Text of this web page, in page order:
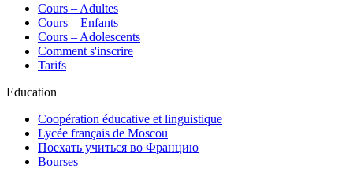
Сours – Adultes
Cours – Enfants
Cours – Adolescents
Comment s'inscrire
Tarifs
Education
Coopération éducative et linguistique
Lycée français de Moscou
Поехать учиться во Францию
Bourses